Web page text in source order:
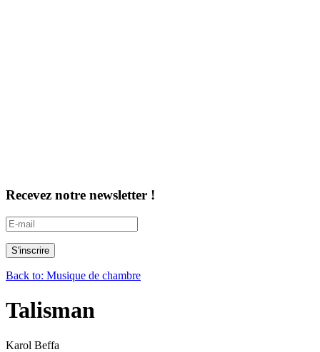
Recevez notre newsletter !
Back to: Musique de chambre
Talisman
Karol Beffa